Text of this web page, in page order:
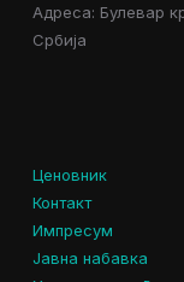
Адреса: Булевар
Србија
Ценовник
Контакт
Импресум
Јавна набавка